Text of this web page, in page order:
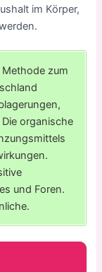
im Körper,
zum
organische
und Foren.